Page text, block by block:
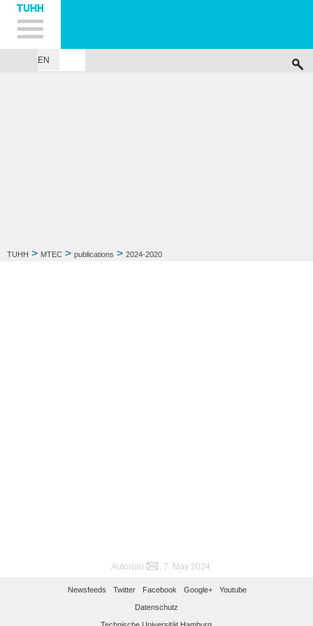
Hauptnavigation
Unternavigation
Inhalt
Suche
EN
TUHH > MTEC > publications > 2024-2020
Autor(in) , 7. May 2024
Newsfeeds Twitter Facebook Google+ Youtube
Datenschutz